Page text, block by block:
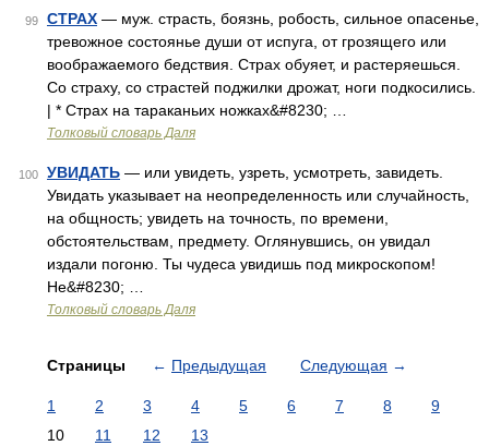
99 СТРАХ — муж. страсть, боязнь, робость, сильное опасенье,
тревожное состоянье души от испуга, от грозящего или
воображаемого бедствия. Страх обуяет, и растеряешься.
Со страху, со страстей поджилки дрожат, ноги подкосились.
| * Страх на тараканьих ножках&#8230; …
Толковый словарь Даля
100 УВИДАТЬ — или увидеть, узреть, усмотреть, завидеть.
Увидать указывает на неопределенность или случайность,
на общность; увидеть на точность, по времени,
обстоятельствам, предмету. Оглянувшись, он увидал
издали погоню. Ты чудеса увидишь под микроскопом!
Не&#8230; …
Толковый словарь Даля
Страницы ← Предыдущая Следующая →
1 2 3 4 5 6 7 8
9
10
11 12 13